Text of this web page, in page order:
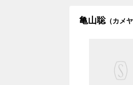
亀山聡（カメ